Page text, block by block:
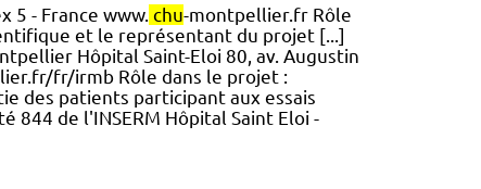
5 - France www. chu-montpellier.fr Rôle
et le représentant du projet [...]
Hôpital Saint-Eloi 80, av. Augustin
fr/irmb Rôle dans le projet :
des patients participant aux essais
844 de l'INSERM Hôpital Saint Eloi -